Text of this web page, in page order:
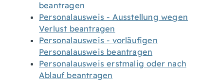
beantragen
Personalausweis - Ausstellung wegen
Verlust beantragen
Personalausweis - vorläufigen
Personalausweis beantragen
Personalausweis erstmalig oder nach
Ablauf beantragen